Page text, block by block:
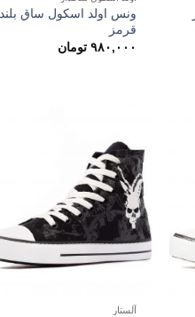
ونس اولد اسکول ساق بلند
قرمز
۹۸۰,۰۰۰ تومان
آلستار